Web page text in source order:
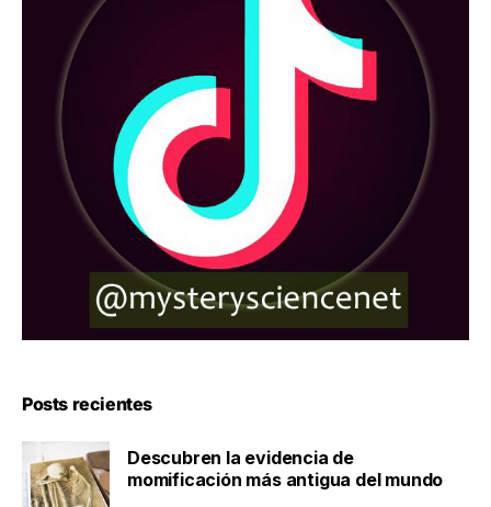
Posts recientes
Descubren la evidencia de
momificación más antigua del mundo